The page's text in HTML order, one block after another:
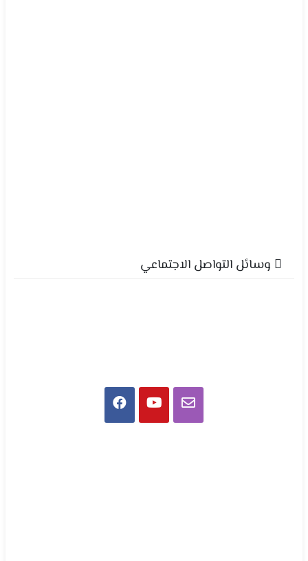
وسائل التواصل الاجتماعي